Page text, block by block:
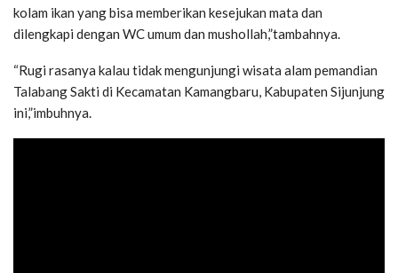
kolam ikan yang bisa memberikan kesejukan mata dan
dilengkapi dengan WC umum dan mushollah,”tambahnya.
“Rugi rasanya kalau tidak mengunjungi wisata alam pemandian
Talabang Sakti di Kecamatan Kamangbaru, Kabupaten Sijunjung
ini,”imbuhnya.